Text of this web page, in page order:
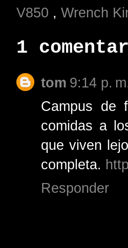
V850 , Wrench
1
tom 9:14 p.
Campus de
comidas a
que viven
completa.
Responder